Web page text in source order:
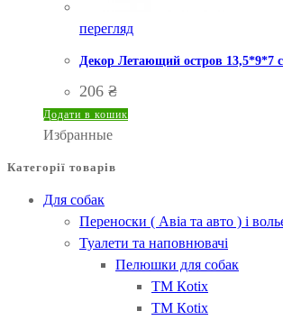
перегляд
Декор Летающий остров 13,5*9*7
206 ₴
Додати в кошик
Избранные
Категорії товарів
Для собак
Переноски ( Авіа та авто ) і
Туалети та наповнювачі
Пелюшки для собак
ТМ Кotix
ТМ Кotix